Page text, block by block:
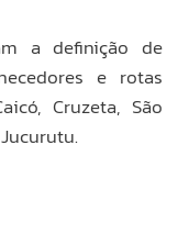
a definição de
e rotas
Cruzeta, São